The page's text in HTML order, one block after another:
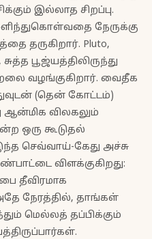
இல்லாத சிறப்பு.
நேருக்கு
தருகிறார். Pluto,
பூஜ்யத்திலிருந்து
வழங்குகிறார். வைதீக
(தென் கோட்டம்)
ஆன்மிக விலகலும்
ஒரு கூடுதல்
செவ்வாய்-கேது அச்சு
விளக்குகிறது:
தீவிரமாக
நேரத்தில், தாங்கள்
மெல்லத் தப்பிக்கும்